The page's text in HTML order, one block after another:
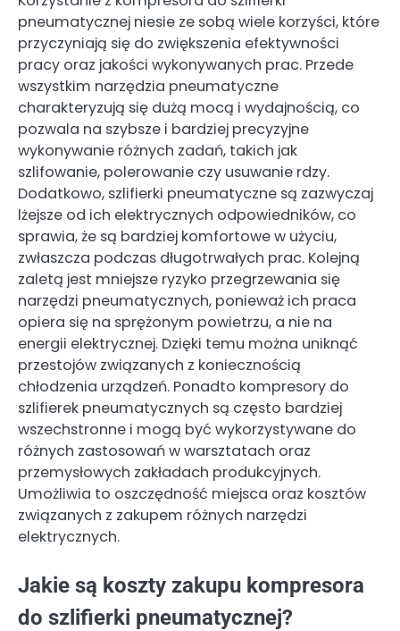
pneumatycznej niesie ze sobą wiele korzyści, które
przyczyniają się do zwiększenia efektywności
pracy oraz jakości wykonywanych prac. Przede
wszystkim narzędzia pneumatyczne
charakteryzują się dużą mocą i wydajnością, co
pozwala na szybsze i bardziej precyzyjne
wykonywanie różnych zadań, takich jak
szlifowanie, polerowanie czy usuwanie rdzy.
Dodatkowo, szlifierki pneumatyczne są zazwyczaj
lżejsze od ich elektrycznych odpowiedników, co
sprawia, że są bardziej komfortowe w użyciu,
zwłaszcza podczas długotrwałych prac. Kolejną
zaletą jest mniejsze ryzyko przegrzewania się
narzędzi pneumatycznych, ponieważ ich praca
opiera się na sprężonym powietrzu, a nie na
energii elektrycznej. Dzięki temu można uniknąć
przestojów związanych z koniecznością
chłodzenia urządzeń. Ponadto kompresory do
szlifierek pneumatycznych są często bardziej
wszechstronne i mogą być wykorzystywane do
różnych zastosowań w warsztatach oraz
przemysłowych zakładach produkcyjnych.
Umożliwia to oszczędność miejsca oraz kosztów
związanych z zakupem różnych narzędzi
elektrycznych.
Jakie są koszty zakupu kompresora
do szlifierki pneumatycznej?